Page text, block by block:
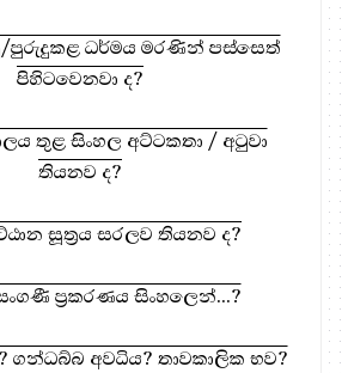
පුරුදුකළ ධර්මය මරණින් පස්සෙත්
පිහිටවෙනවා ද?
තුළ සිංහල අට්ටකතා / අටුවා
තියනව ද?
සූත්‍රය සරලව තියනව ද?
ප්‍රකරණය සිංහලෙන්...?
ගන්ධබ්බ අවධිය? තාවකාලික භව?